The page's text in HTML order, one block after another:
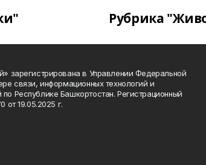
Рубрика
зарегистрирована в Управлении Федеральной
связи, информационных технологий и
Республике Башкортостан. Регистрационный
19.05.2025 г.